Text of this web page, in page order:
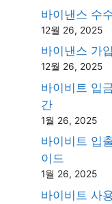
바이낸스 수
12월 26, 2025
바이낸스 가
12월 26, 2025
바이비트 입
간
1월 26, 2025
바이비트 입
이드
1월 26, 2025
바이비트 사